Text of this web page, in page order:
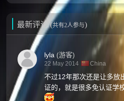
最新评论 (共有2人参与)
lyla (游客)
22 May 2014 China
不过12年那次还是让多放
证的，就是很多免认证学